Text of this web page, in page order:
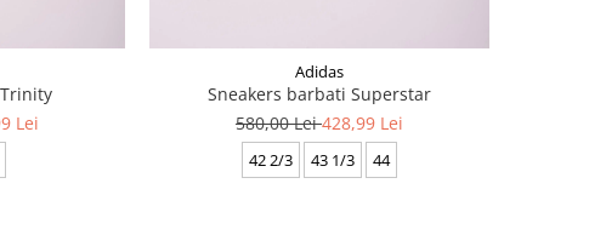
Lei
Adidas
Sneakers barbati Superstar
580,00 Lei428,99 Lei
42 2/3 43 1/3 44